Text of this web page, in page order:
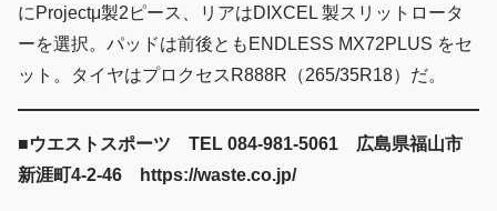
にProjectμ製2ピース、リアはDIXCEL 製スリットロータ
ーを選択。パッドは前後ともENDLESS MX72PLUS をセ
ット。タイヤはプロクセスR888R（265/35R18）だ。
■ウエストスポーツ TEL 084-981-5061 広島県福山市
新涯町4-2-46 https://waste.co.jp/